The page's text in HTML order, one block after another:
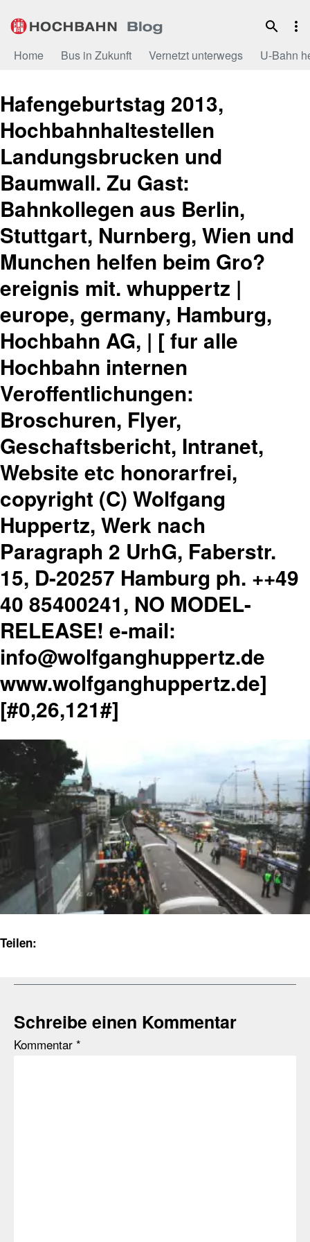
Inhalt
Home Bus in Zukunft Vernetzt unterwegs U-Bahn
Hafengeburtstag 2013,
Hochbahnhaltestellen
Landungsbrucken und
Baumwall. Zu Gast:
Bahnkollegen aus Berlin,
Stuttgart, Nurnberg, Wien und
Munchen helfen beim Gro?
ereignis mit. whuppertz |
europe, germany, Hamburg,
Hochbahn AG, | [ fur alle
Hochbahn internen
Veroffentlichungen:
Broschuren, Flyer,
Geschaftsbericht, Intranet,
Website etc honorarfrei,
copyright (C) Wolfgang
Huppertz, Werk nach
Paragraph 2 UrhG, Faberstr.
15, D-20257 Hamburg ph. ++49
40 85400241, NO MODEL-
RELEASE! e-mail:
info@wolfganghuppertz.de
www.wolfganghuppertz.de]
[#0,26,121#]
Teilen:
Schreibe einen Kommentar
Kommentar *